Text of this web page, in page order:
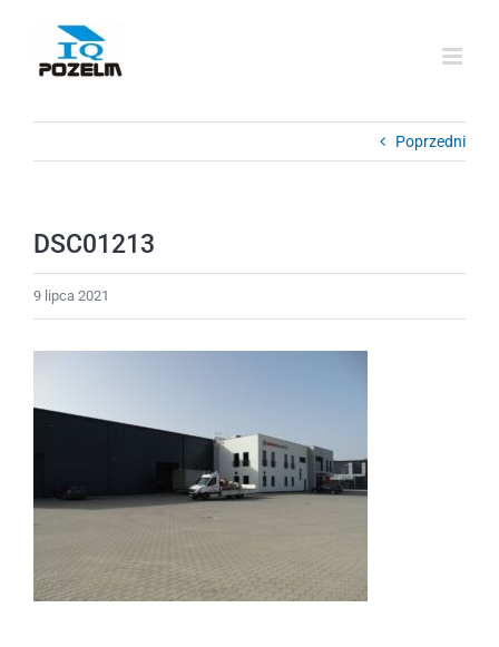
zawartości
Poprzedni
DSC01213
9 lipca 2021